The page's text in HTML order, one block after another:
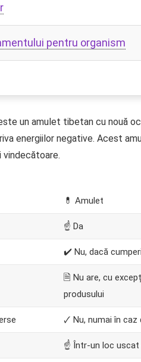
pentru organism
un amulet tibetan cu nouă
energiilor negative. Acest
💊 Amulet
☝ Da
✔️ Nu, dacă
🗎 Nu are, cu
produsului
🗸 Nu, numai în caz
☝ Într-un loc